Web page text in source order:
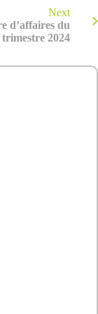
vote
et
d’actions
septembre
Next
d’affaires du
trimestre 2024